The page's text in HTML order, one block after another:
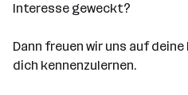
Interesse geweckt?
Dann freuen wir uns auf
dich kennenzulernen.